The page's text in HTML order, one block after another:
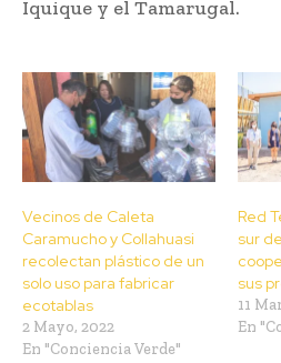
Iquique y el Tamarugal.
Vecinos de Caleta
Caramucho y Collahuasi
recolectan plástico de un
solo uso para fabricar
ecotablas
2 Mayo, 2022
En "Conciencia Verde"
Red
sur
sus
11
En